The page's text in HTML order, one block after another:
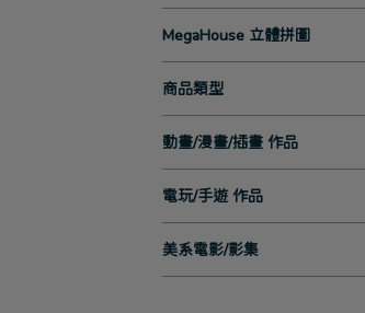
MegaHouse 立體拼圖
商品類型
動畫/漫畫/插畫 作品
電玩/手遊 作品
美系電影/影集